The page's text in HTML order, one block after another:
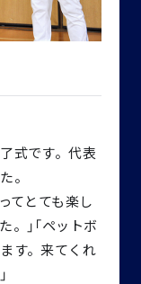
式です。代表
。
てとても楽し
」「ペットボ
す。来てくれ